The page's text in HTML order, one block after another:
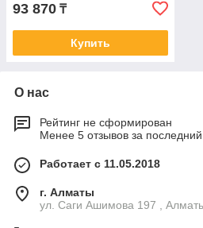
93 870 ₸
Купить
О нас
Рейтинг не сформирован
Менее 5 отзывов за последний
Работает с 11.05.2018
г. Алматы
ул. Саги Ашимова 197 ,